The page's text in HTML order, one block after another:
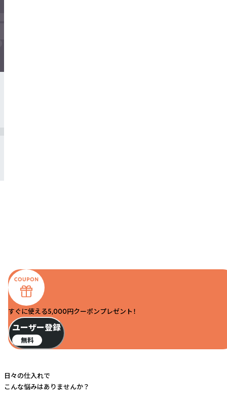
すぐに使える5,000円クーポンプレゼント！
ユーザー登録
無料
日々の仕入れで
こんな悩みはありませんか？